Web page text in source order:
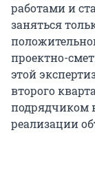
работами и
заняться
проектно-
этой
второго
подрядчиком
реализации